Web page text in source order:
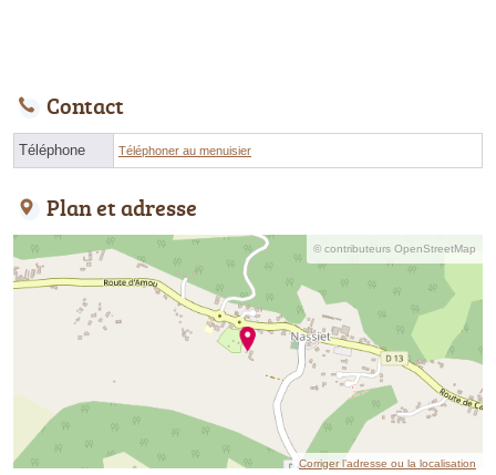
Contact
Téléphone Téléphoner au menuisier
Plan et adresse
© contributeurs OpenStreetMap
Corriger l’adresse ou la localisation